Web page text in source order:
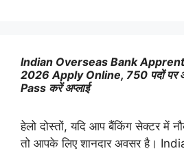
Indian Overseas Bank
2026 Apply Online, 750 पदों
Pass करें अप्लाई
हेलो दोस्तों, यदि आप बैंकिंग सेक्टर में
तो आपके लिए शानदार अवसर है।